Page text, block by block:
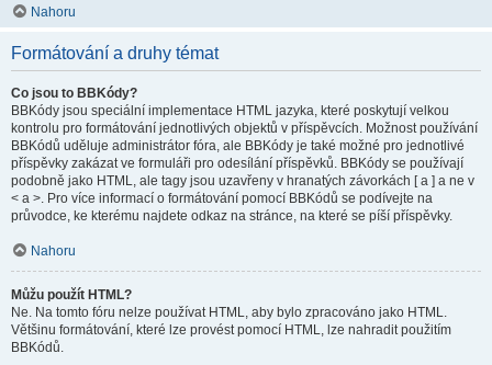
Nahoru
Formátování a druhy témat
Co jsou to BBKódy?
BBKódy jsou speciální implementace HTML jazyka, které poskytují velkou
kontrolu pro formátování jednotlivých objektů v příspěvcích. Možnost používání
BBKódů uděluje administrátor fóra, ale BBKódy je také možné pro jednotlivé
příspěvky zakázat ve formuláři pro odesílání příspěvků. BBKódy se používají
podobně jako HTML, ale tagy jsou uzavřeny v hranatých závorkách [ a ] a ne v
< a >. Pro více informací o formátování pomocí BBKódů se podívejte na
průvodce, ke kterému najdete odkaz na stránce, na které se píší příspěvky.
Nahoru
Můžu použít HTML?
Ne. Na tomto fóru nelze používat HTML, aby bylo zpracováno jako HTML.
Většinu formátování, které lze provést pomocí HTML, lze nahradit použitím
BBKódů.